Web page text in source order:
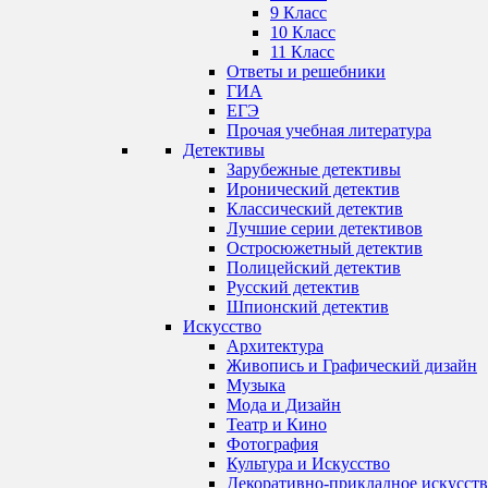
9 Класс
10 Класс
11 Класс
Ответы и решебники
ГИА
ЕГЭ
Прочая учебная литература
Детективы
Зарубежные детективы
Иронический детектив
Классический детектив
Лучшие серии детективов
Остросюжетный детектив
Полицейский детектив
Русский детектив
Шпионский детектив
Искусство
Архитектура
Живопись и Графический дизайн
Музыка
Мода и Дизайн
Театр и Кино
Фотография
Культура и Искусство
Декоративно-прикладное